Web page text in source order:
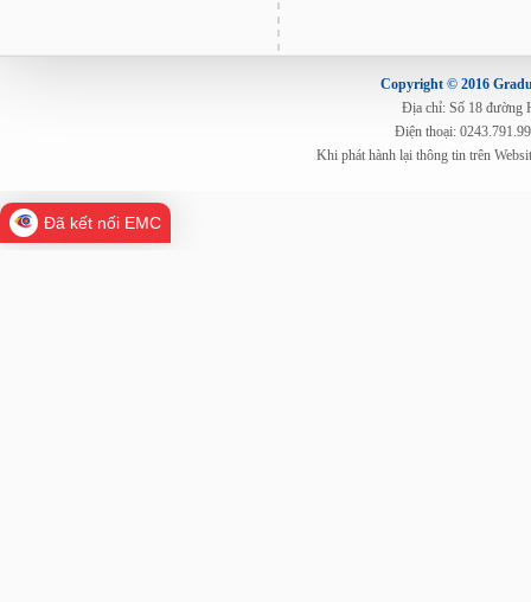
Copyright © 2016
Địa chỉ: Số 18 đường
Điện thoại:
Khi phát hành lại thông tin trên
Đã kết nối EMC